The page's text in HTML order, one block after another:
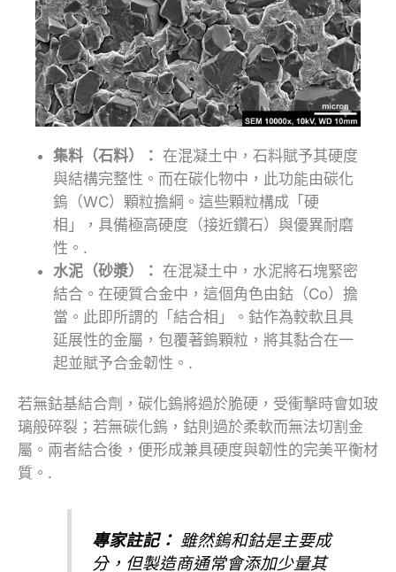
集料（石料）： 在混凝土中，石料賦予其硬度
與結構完整性。而在碳化物中，此功能由碳化
鎢（WC）顆粒擔綱。這些顆粒構成「硬
相」，具備極高硬度（接近鑽石）與優異耐磨
性。.
水泥（砂漿）： 在混凝土中，水泥將石塊緊密
結合。在硬質合金中，這個角色由鈷（Co）擔
當。此即所謂的「結合相」。鈷作為較軟且具
延展性的金屬，包覆著鎢顆粒，將其黏合在一
起並賦予合金韌性。.
若無鈷基結合劑，碳化鎢將過於脆硬，受衝擊時會如玻
璃般碎裂；若無碳化鎢，鈷則過於柔軟而無法切割金
屬。兩者結合後，便形成兼具硬度與韌性的完美平衡材
質。.
專家註記： 雖然鎢和鈷是主要成
分，但製造商通常會添加少量其